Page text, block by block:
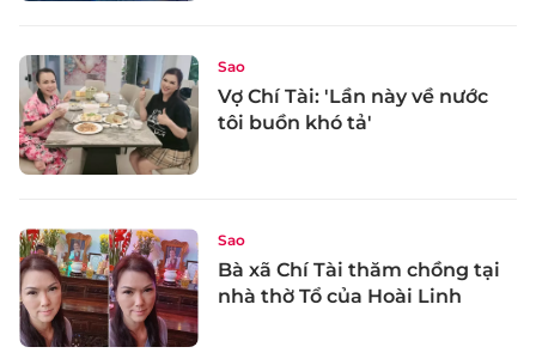
Sao
Vợ Chí Tài: 'Lần này về nước
tôi buồn khó tả'
Sao
Bà xã Chí Tài thăm chồng tại
nhà thờ Tổ của Hoài Linh